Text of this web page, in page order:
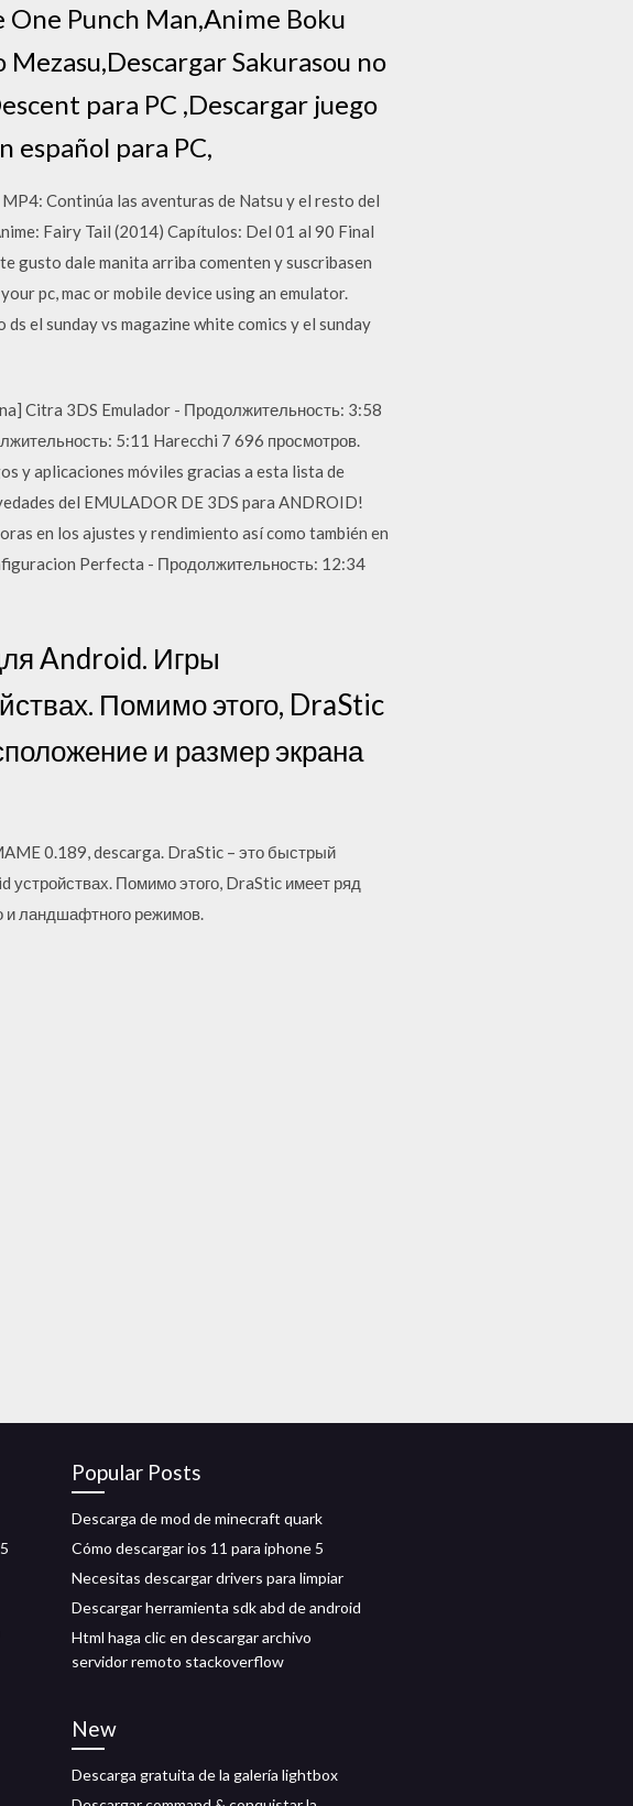
Punch Man,Anime Boku
Sakurasou no
para PC ,Descargar juego
español para PC,
Continúa las aventuras de Natsu y el resto del
Fairy Tail (2014) Capítulos: Del 01 al 90 Final
gusto dale manita arriba comenten y suscribasen
pc, mac or mobile device using an emulator.
el sunday vs magazine white comics y el sunday
Citra 3DS Emulador - Продолжительность: 3:58
5:11 Harecchi 7 696 просмотров.
y aplicaciones móviles gracias a esta lista de
del EMULADOR DE 3DS para ANDROID!
en los ajustes y rendimiento así como también en
Perfecta - Продолжительность: 12:34
Android. Игры
Помимо этого, DraStic
и размер экрана
0.189, descarga. DraStic – это быстрый
Помимо этого, DraStic имеет ряд
и ландшафтного режимов.
Popular Posts
Descarga de mod de minecraft quark
Cómo descargar ios 11 para iphone 5
Necesitas descargar drivers para limpiar
Descargar herramienta sdk abd de android
Html haga clic en descargar archivo
servidor remoto stackoverflow
New
Descarga gratuita de la galería lightbox